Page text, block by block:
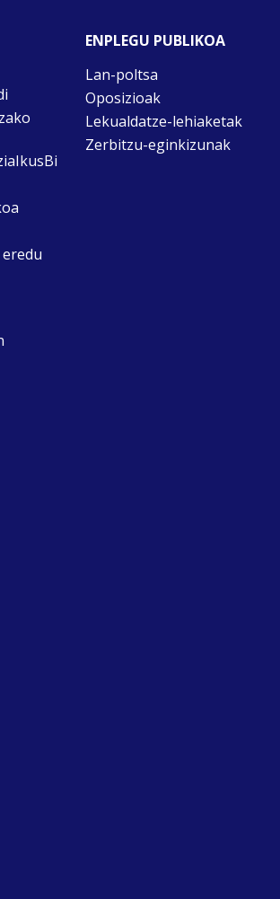
ENPLEGU PUBLIKOA
Lan-poltsa
Oposizioak
Lekualdatze-lehiaketak
Zerbitzu-eginkizunak